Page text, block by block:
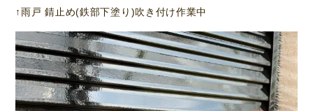
↑雨戸 錆止め(鉄部下塗り)吹き付け作業中